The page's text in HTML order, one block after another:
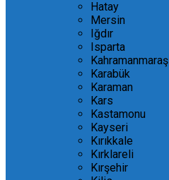
Hatay
Mersin
Iğdır
Isparta
Kahramanmaraş
Karabük
Karaman
Kars
Kastamonu
Kayseri
Kırıkkale
Kırklareli
Kırşehir